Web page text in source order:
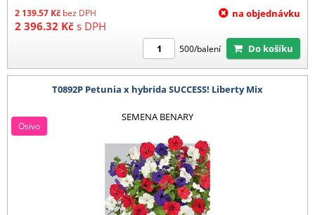
2 139.57 Kč bez DPH
2 396.32 Kč s DPH
na objednávku
500/balení Do košíku
T0892P Petunia x hybrida SUCCESS! Liberty Mix
SEMENA BENARY
Osivo